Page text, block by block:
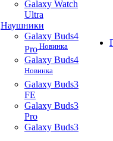
Galaxy Watch
Ultra
Наушники
Galaxy Buds4
Pro Новинка
Galaxy Buds4
Новинка
Galaxy Buds3
FE
Galaxy Buds3
Pro
Galaxy Buds3